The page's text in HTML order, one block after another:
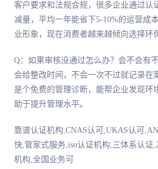
客户要求和法规合规，很多企业通过认
减量，平均一年能省下5-10%的运营成
业形象，现在消费者越来越倾向选择环
Q：如果审核没通过怎么办？会不会有
会给整改时间，不会一次不过就记录在
是个免费的管理诊断，能帮企业发现环
助于提升管理水平。
靠谱认证机构,CNAS认可,UKAS认可
快,管家式服务,iso认证机构,三体系认证
机构,全国业务可